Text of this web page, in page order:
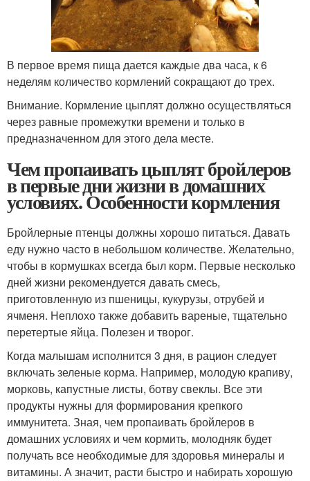
В первое время пища дается каждые два часа, к 6
неделям количество кормлений сокращают до трех.
Внимание. Кормление цыплят должно осуществляться
через равные промежутки времени и только в
предназначенном для этого дела месте.
Чем пропаивать цыплят бройлеров
в первые дни жизни в домашних
условиях. Особенности кормления
Бройлерные птенцы должны хорошо питаться. Давать
еду нужно часто в небольшом количестве. Желательно,
чтобы в кормушках всегда был корм. Первые несколько
дней жизни рекомендуется давать смесь,
приготовленную из пшеницы, кукурузы, отрубей и
ячменя. Неплохо также добавить вареные, тщательно
перетертые яйца. Полезен и творог.
Когда малышам исполнится 3 дня, в рацион следует
включать зеленые корма. Например, молодую крапиву,
морковь, капустные листы, ботву свеклы. Все эти
продукты нужны для формирования крепкого
иммунитета. Зная, чем пропаивать бройлеров в
домашних условиях и чем кормить, молодняк будет
получать все необходимые для здоровья минералы и
витамины. А значит, расти быстро и набирать хорошую